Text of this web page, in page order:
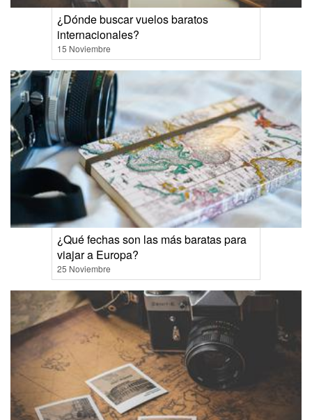
¿Dónde buscar vuelos baratos
internacionales?
15 Noviembre
¿Qué fechas son las más baratas para
viajar a Europa?
25 Noviembre